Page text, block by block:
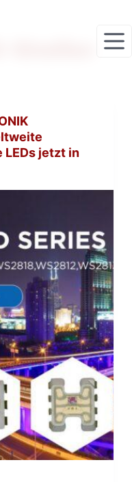
jetzt in